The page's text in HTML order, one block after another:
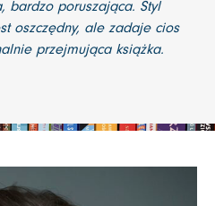
bardzo poruszająca. Styl
oszczędny, ale zadaje cios
przejmująca książka.